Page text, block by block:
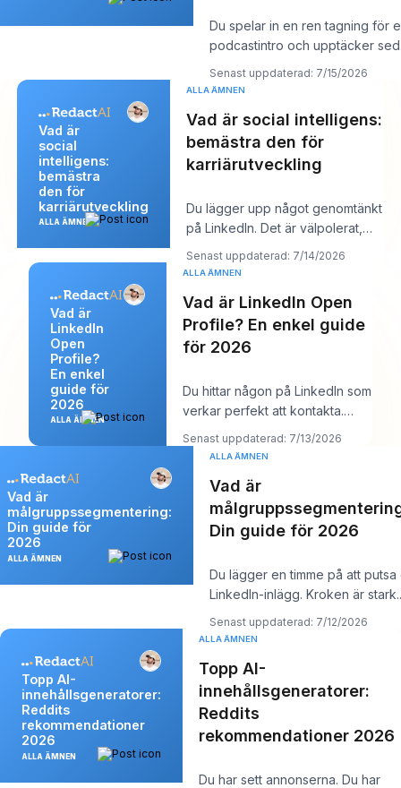
Du spelar in en ren tagning för
podcastintro och upptäcker
en ändring av ett produktnamn
Senast uppdaterad: 7/15/2026
Vad är
social
intelligens:
bemästra
den för
karriärutveckling
ALLA ÄMNEN
ALLA ÄMNEN
Vad är social intelligens:
bemästra den för
karriärutveckling
Du lägger upp något genomtänkt
på LinkedIn. Det är välpolerat,
användbart och välskrivet. Några
timm
Senast uppdaterad: 7/14/2026
Vad är
LinkedIn
Open
Profile?
En enkel
guide för
2026
ALLA ÄMNEN
ALLA ÄMNEN
Vad är LinkedIn Open
Profile? En enkel guide
för 2026
Du hittar någon på LinkedIn som
verkar perfekt att kontakta.
Kanske är det en rekryterare
på ett för
Senast uppdaterad: 7/13/2026
Vad är
målgruppssegmentering:
Din guide för
2026
ALLA ÄMNEN
ALLA ÄMNEN
Vad är
Din guide för 2026
Du lägger en timme på att putsa
LinkedIn-inlägg. Kroken är stark.
Insikten är solid. Du trycker
Senast uppdaterad: 7/12/2026
Topp AI-
innehållsgeneratorer:
Reddits
rekommendationer
2026
ALLA ÄMNEN
ALLA ÄMNEN
Topp AI-
innehållsgeneratorer:
Reddits
rekommendationer 2026
Du har sett annonserna. Du har